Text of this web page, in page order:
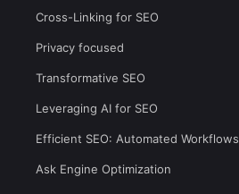
Cross-Linking for SEO
Privacy focused
Transformative SEO
Leveraging AI for SEO
Efficient SEO: Automated Workflows
Ask Engine Optimization